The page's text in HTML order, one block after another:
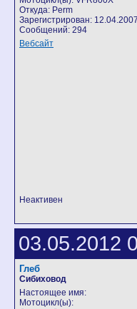
Откуда: Perm
Зарегистрирован: 12.04.2007
Сообщений: 294
Вебсайт
Неактивен
03.05.2012
Глеб
Сибиховод
Настоящее имя:
Мотоцикл(ы):